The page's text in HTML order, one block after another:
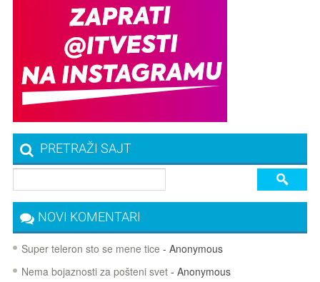
PRETRAŽI SAJT
NOVI KOMENTARI
Super teleron sto se mene tice - Anonymous
Nema bojaznosti za pošteni svet- Anonymous